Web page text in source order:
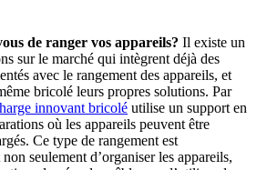
de ranger vos appareils? Il existe un
sur le marché qui intègrent déjà des
avec le rangement des appareils, et
bricolé leurs propres solutions. Par
innovant bricolé utilise un support en
où les appareils peuvent être
Ce type de rangement est
seulement d’organiser les appareils,